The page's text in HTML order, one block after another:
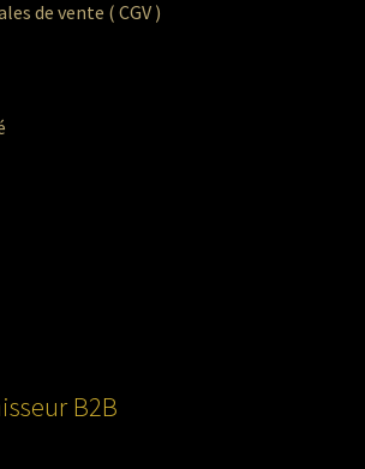
de vente ( CGV )
B2B